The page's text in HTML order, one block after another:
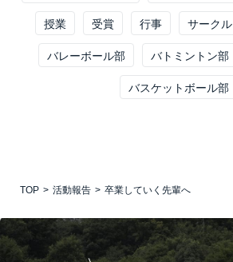
授業 受賞 行事 サークル
バレーボール部 バトミントン部
バスケットボール部
TOP 活動報告 卒業していく先輩へ